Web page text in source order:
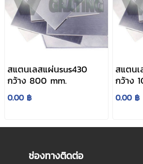
สแตนเลสแผ่นsus430
กว้าง 800 mm.
0.00 ฿
สแตน
กว้าง
0.00 ฿
ช่องทางติดต่อ